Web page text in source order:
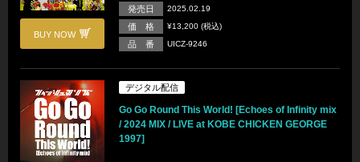
BUY NOW
発売日 2025.02.19
価 格 ¥13,200 (税込)
品 番 UICZ-9246
デジタル配信
Go Go Round This World! [Echoes of Infinity mix
/ 2024 MIX / LIVE at KOBE CHICKEN GEORGE
1997]